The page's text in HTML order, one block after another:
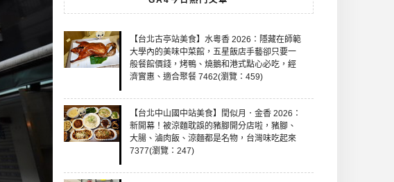
【台北古亭站美食】水粵香 2026：隱藏在師範
大學內的美味中菜館，五星飯店手藝卻只要一
般餐館價錢，烤鴨、燒鵝和港式點心必吃，經
濟實惠、適合聚餐 7462(瀏覽：459)
【台北中山國中站美食】閏似月．金香 2026：
新開幕！被涼麵耽誤的豬腳開分店啦，豬腳、
大腸、滷肉飯、涼麵都是名物，台灣味吃起來
7377(瀏覽：247)